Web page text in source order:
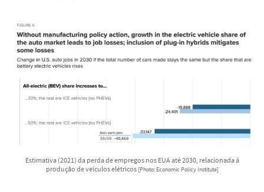
Estimativa (2021) da perda de empregos nos EUA até 2030, relacionada à
produção de veículos elétricos [Photo: Economic Policy Institute]